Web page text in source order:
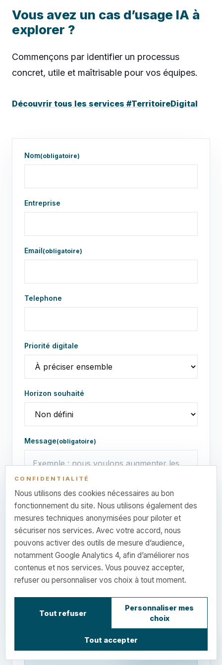
Vous avez un cas d’usage IA à
explorer ?
Commençons par identifier un processus
concret, utile et maîtrisable pour vos équipes.
Découvrir tous les services #TerritoireDigital
Nom(obligatoire)
Entreprise
Email(obligatoire)
Telephone
Priorité digitale
Horizon souhaité
Message(obligatoire)
Les informations transmises via ce formulaire sont
utilisées uniquement pour répondre à votre demande.
Vous pouvez exercer vos droits d’accès, de rectification,
d’opposition ou de suppression en nous contactant à
l’adresse indiquée dans les informations légales.
(obligatoire)
Résolvez ce calcul simple. Ce CAPTCHA est traité
Résultat du calcul anti-robot
CONFIDENTIALITÉ
Nous utilisons des cookies nécessaires au bon
fonctionnement du site. Nous utilisons également des
mesures techniques anonymisées pour piloter et
sécuriser nos services. Avec votre accord, nous
pouvons activer des outils de mesure d’audience,
notamment Google Analytics 4, afin d’améliorer nos
contenus et nos services. Vous pouvez accepter,
refuser ou personnaliser vos choix à tout moment.
Tout refuser
Personnaliser mes
choix
Tout accepter